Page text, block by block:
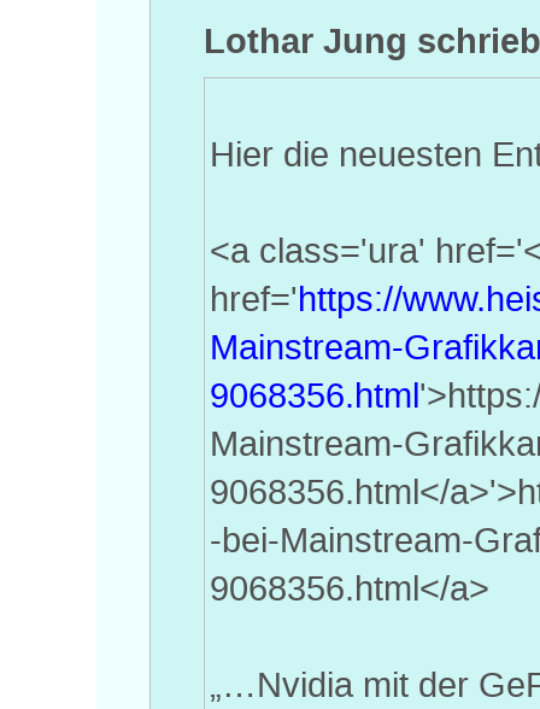
Lothar Jung
Hier die neuesten
<a class='ura'
href='https://
Mainstream-
9068356.html
Mainstream-
9068356.html</
-bei-Mainstream-
9068356.html</a>
„…Nvidia mit der